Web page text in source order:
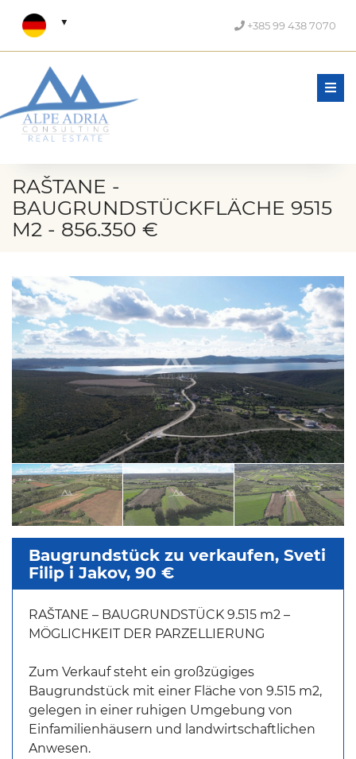
+385 99 438 7070
RAŠTANE -
BAUGRUNDSTÜCKFLÄCHE 9515
M2 - 856.350 €
Baugrundstück zu verkaufen, Sveti
Filip i Jakov, 90 €
RAŠTANE – BAUGRUNDSTÜCK 9.515 m2 –
MÖGLICHKEIT DER PARZELLIERUNG
Zum Verkauf steht ein großzügiges
Baugrundstück mit einer Fläche von 9.515 m2,
gelegen in einer ruhigen Umgebung von
Einfamilienhäusern und landwirtschaftlichen
Anwesen.